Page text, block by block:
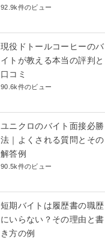
92.9k件のビュー
現役ドトールコーヒーのバ
イトが教える本当の評判と
口コミ
90.6k件のビュー
ユニクロのバイト面接必勝
法｜よくされる質問とその
解答例
90.5k件のビュー
短期バイトは履歴書の職歴
にいらない？その理由と書
き方の例